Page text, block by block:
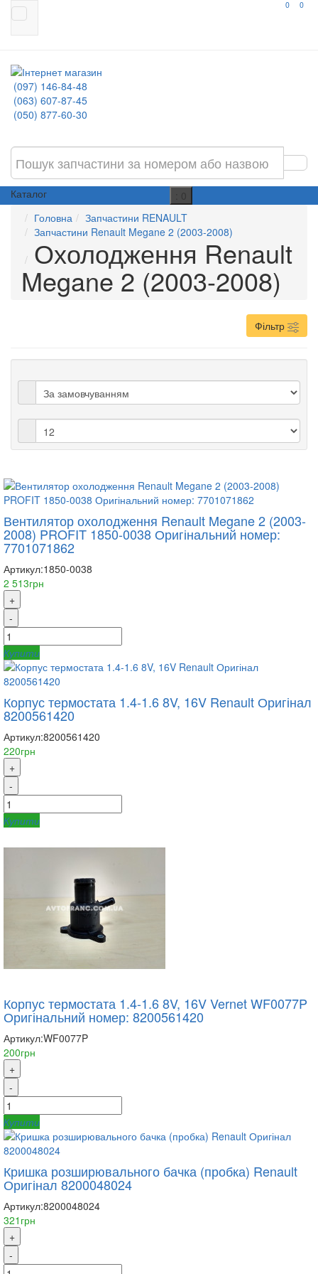
0 0
(097) 146-84-48
(063) 607-87-45
(050) 877-60-30
Каталог
Головна
Запчастини RENAULT
Запчастини Renault Megane 2 (2003-2008)
Охолодження Renault
Megane 2 (2003-2008)
Фільтр
Вентилятор охолодження Renault Megane 2 (2003-
2008) PROFIT 1850-0038 Оригінальний номер:
7701071862
Артикул:1850-0038
2 513грн
+
-
Купити
Корпус термостата 1.4-1.6 8V, 16V Renault Оригінал
8200561420
Артикул:8200561420
220грн
+
-
Купити
Корпус термостата 1.4-1.6 8V, 16V Vernet WF0077P
Оригінальний номер: 8200561420
Артикул:WF0077P
200грн
+
-
Купити
Кришка розширювального бачка (пробка) Renault
Оригінал 8200048024
Артикул:8200048024
321грн
+
-